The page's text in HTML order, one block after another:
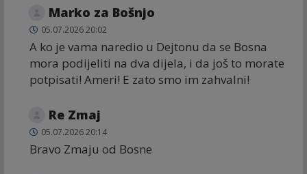
Marko za Bošnjo
05.07.2026 20:02
A ko je vama naredio u Dejtonu da se Bosna
mora podijeliti na dva dijela, i da još to morate
potpisati! Ameri! E zato smo im zahvalni!
Re Zmaj
05.07.2026 20:14
Bravo Zmaju od Bosne